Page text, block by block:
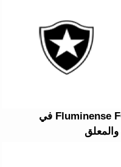
تفاصيل مباراة Botafogo FR ضد Fluminense FC في